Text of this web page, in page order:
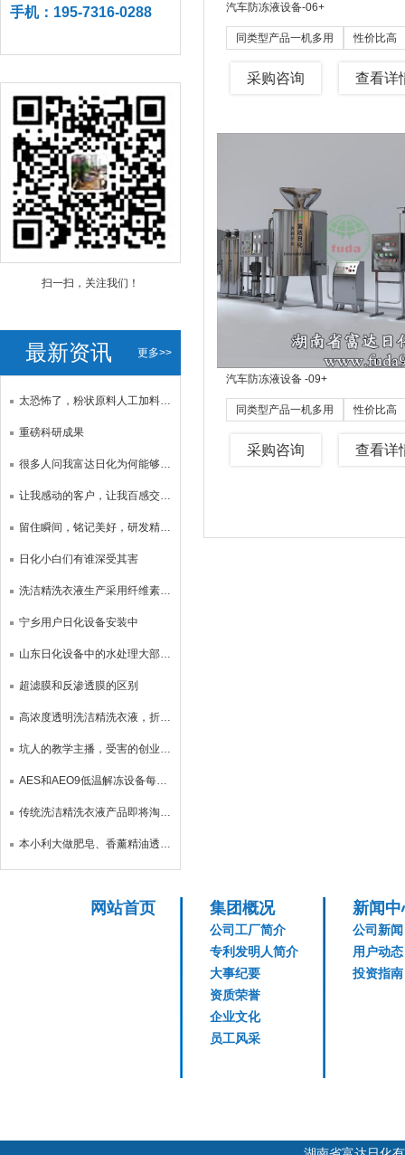
手机：195-7316-0288
扫一扫，关注我们！
最新资讯 更多>>
太恐怖了，粉状原料人工加料危害人身健康。
重磅科研成果
很多人问我富达日化为何能够坚守31年？
让我感动的客户，让我百感交集，做其他生意亏本数百万，两年前2w投资日化设备，
留住瞬间，铭记美好，研发精品，同频共赢
日化小白们有谁深受其害
洗洁精洗衣液生产采用纤维素增稠之危害性
宁乡用户日化设备安装中
山东日化设备中的水处理大部分用廉价的超滤膜或价值10多元的pp棉取代价格昂贵品质好的反渗透膜诱惑贪图便宜的日化产品生产者！
超滤膜和反渗透膜的区别
高浓度透明洗洁精洗衣液，折光仪显示活性物11%！
坑人的教学主播，受害的创业小白
AES和AEO9低温解冻设备每台2500，能耗小，解冻速度快
传统洗洁精洗衣液产品即将淘汰，三倍浓缩品横空出世
本小利大做肥皂、香薰精油透明皂、水晶香皂洗发皂、家庭式工厂
汽车防冻液设备-06+
同类型产品一机多用 性价比高
采购咨询 查看详
汽车防冻液设备 -09+
同类型产品一机多用 性价比高
采购咨询 查看详
网站首页 集团概况
公司工厂简介
专利发明人简介
大事纪要
资质荣誉
企业文化
员工风采
新闻中
公司新闻
用户动态
投资指南